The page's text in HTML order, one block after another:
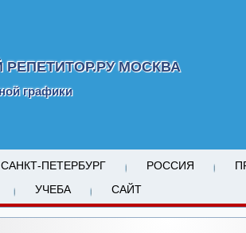
МОСКВА
графики
САНКТ-ПЕТЕРБУРГ РОССИЯ
УЧЕБА САЙТ